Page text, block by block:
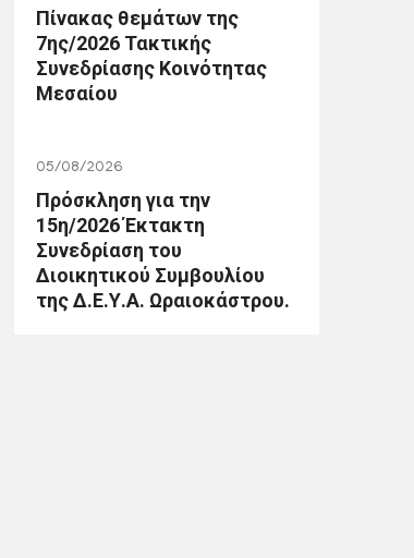
Πίνακας θεμάτων της
7ης/2026 Τακτικής
Συνεδρίασης Κοινότητας
Μεσαίου
05/08/2026
Πρόσκληση για την
15η/2026 Έκτακτη
Συνεδρίαση του
Διοικητικού Συμβουλίου
της Δ.Ε.Υ.Α. Ωραιοκάστρου.